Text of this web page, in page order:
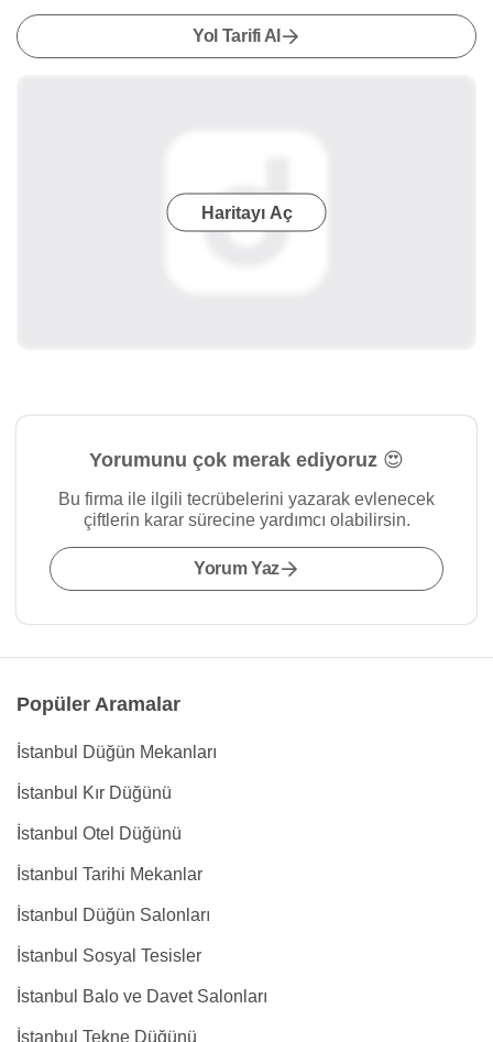
Yol Tarifi Al
Haritayı Aç
Yorumunu çok merak ediyoruz 😍
Bu firma ile ilgili tecrübelerini yazarak evlenecek
çiftlerin karar sürecine yardımcı olabilirsin.
Yorum Yaz
Popüler Aramalar
İstanbul Düğün Mekanları
İstanbul Kır Düğünü
İstanbul Otel Düğünü
İstanbul Tarihi Mekanlar
İstanbul Düğün Salonları
İstanbul Sosyal Tesisler
İstanbul Balo ve Davet Salonları
İstanbul Tekne Düğünü